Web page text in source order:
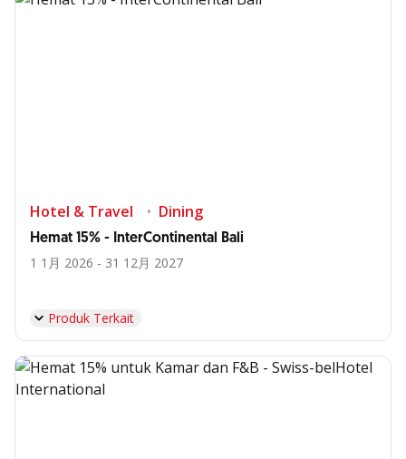
Hotel & Travel Dining
Hemat 15% - InterContinental Bali
1 1月 2026 - 31 12月 2027
Produk Terkait